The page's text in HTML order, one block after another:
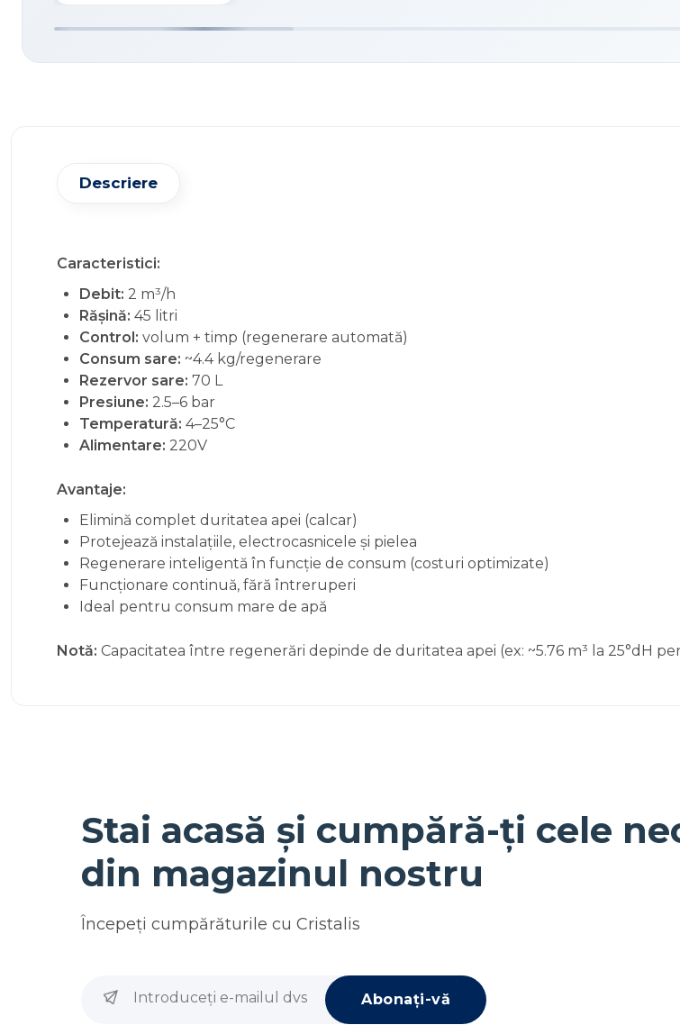
Descriere
Caracteristici:
Debit: 2 m³/h
Rășină: 45 litri
Control: volum + timp (regenerare automată)
Consum sare: ~4.4 kg/regenerare
Rezervor sare: 70 L
Presiune: 2.5–6 bar
Temperatură: 4–25°C
Alimentare: 220V
Avantaje:
Elimină complet duritatea apei (calcar)
Protejează instalațiile, electrocasnicele și pielea
Regenerare inteligentă în funcție de consum (costuri optimizate)
Funcționare continuă, fără întreruperi
Ideal pentru consum mare de apă
Notă: Capacitatea între regenerări depinde de duritatea apei (ex: ~5.76 m³ la 25°dH
Stai acasă și cumpără-ți cele
din magazinul nostru
Începeţi cumpărăturile cu Cristalis
Abonați-vă